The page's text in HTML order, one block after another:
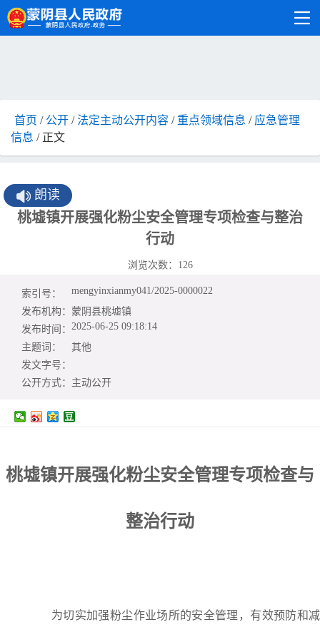
首页 / 公开 /法定主动公开内容 / 重点领域信息 / 应急管理
信息 / 正文
朗读
桃墟镇开展强化粉尘安全管理专项检查与整治
行动
浏览次数： 126
索引号：
mengyinxianmy041/2025-0000022
发布机构： 蒙阴县桃墟镇
发布时间： 2025-06-25 09:18:14
主题词：
其他
发文字号：
公开方式： 主动公开
桃墟镇开展强化粉尘安全管理专项检查与
整治行动
为切实加强粉尘作业场所的安全管理，有效预防和减